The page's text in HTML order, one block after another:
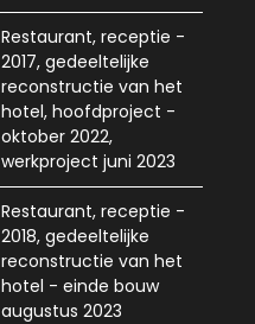
Restaurant, receptie -
2017, gedeeltelijke
reconstructie van het
hotel, hoofdproject -
oktober 2022,
werkproject juni 2023
Restaurant, receptie -
2018, gedeeltelijke
reconstructie van het
hotel - einde bouw
augustus 2023